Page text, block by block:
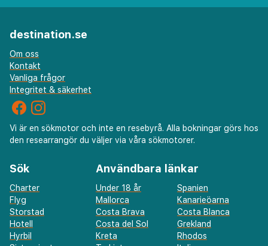
destination.se
Om oss
Kontakt
Vanliga frågor
Integritet & säkerhet
Vi är en sökmotor och inte en resebyrå. Alla bokningar görs hos
den researrangör du väljer via våra sökmotorer.
Sök
Charter
Flyg
Storstad
Hotell
Hyrbil
Användbara länkar
Under 18 år
Spanien
Mallorca
Kanarieöarna
Costa Brava
Costa Blanca
Costa del Sol
Grekland
Kreta
Rhodos